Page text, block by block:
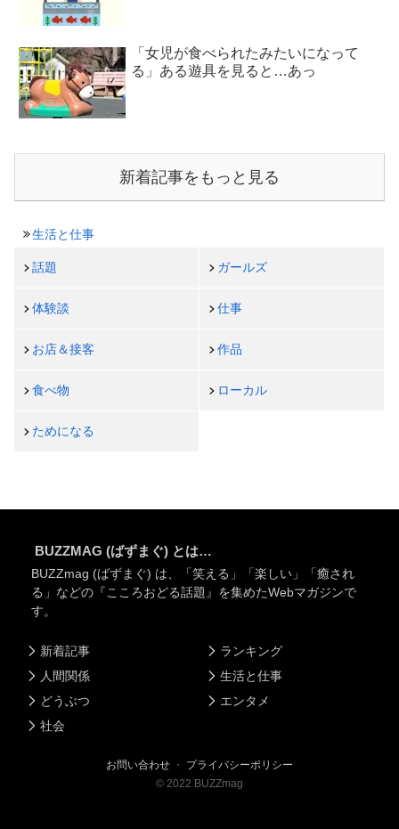
「女児が食べられたみたいになって
る」ある遊具を見ると…あっ
新着記事をもっと見る
生活と仕事
話題 ガールズ
体験談 仕事
お店＆接客 作品
食べ物 ローカル
ためになる
BUZZMAG (ばずまぐ) とは…
BUZZmag (ばずまぐ) は、「笑える」「楽しい」「癒され
る」などの『こころおどる話題』を集めたWebマガジンで
す。
新着記事
人間関係
どうぶつ
社会
ランキング
生活と仕事
エンタメ
お問い合わせ ・ プライバシーポリシー
© 2022 BUZZmag